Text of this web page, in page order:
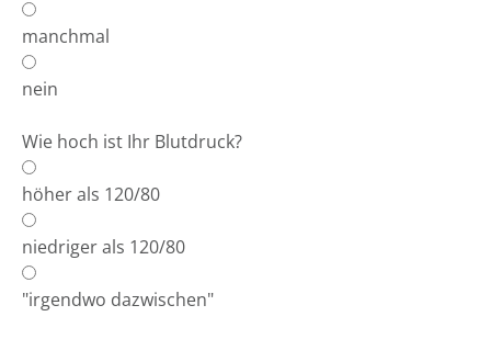
manchmal
nein
Wie hoch ist Ihr Blutdruck?
höher als 120/80
niedriger als 120/80
"irgendwo dazwischen"